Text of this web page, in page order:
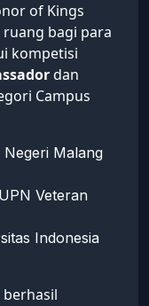
of Kings
bagi para
kompetisi
dan
Campus
Malang
Veteran
Indonesia